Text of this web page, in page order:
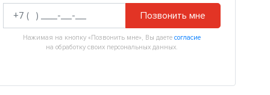
Позвонить мне
Нажимая на кнопку «Позвонить мне», Вы даете согласие
на обработку своих персональных данных.